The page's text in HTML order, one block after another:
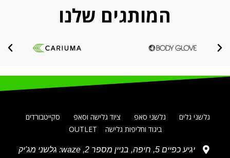
המותגים שלנו
גלשני גלים גלשני סאפ ציוד גלישה וסאפ
סקייטבורדים
ביגוד וחליפות גלישה
OUTLET
יגיע כפיים 5, חיפה, בניין מספר 2, waze: גלשני מג'יק